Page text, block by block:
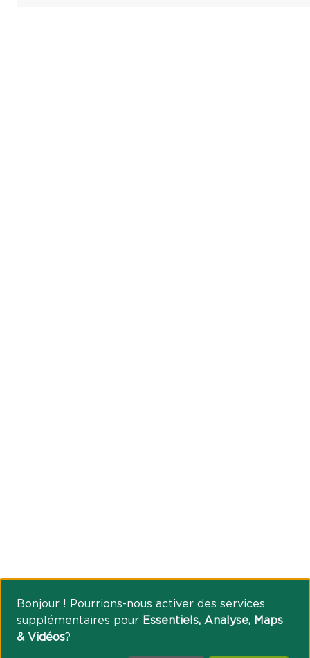
Bonjour ! Pourrions-nous activer des services
supplémentaires pour Essentiels, Analyse, Maps
& Vidéos?